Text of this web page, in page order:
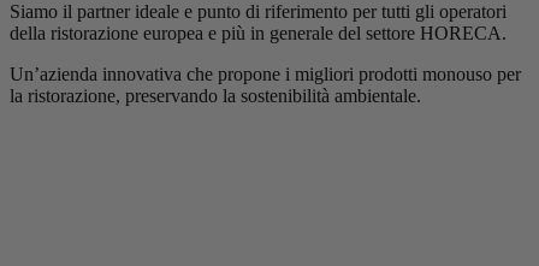
Siamo il partner ideale e punto di riferimento per tutti gli operatori
della ristorazione europea e più in generale del settore HORECA.
Un’azienda innovativa che propone i migliori prodotti monouso per
la ristorazione, preservando la sostenibilità ambientale.